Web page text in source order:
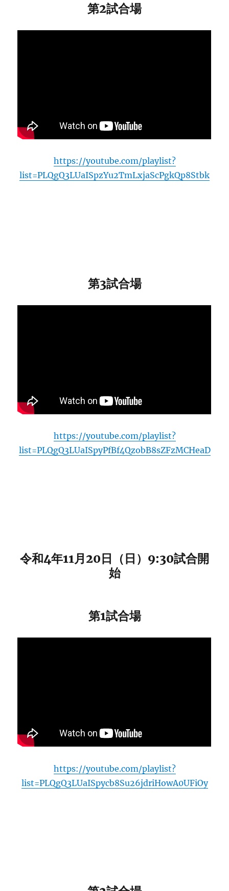
第2試合場
https://youtube.com/playlist?
list=PLQgQ3LUaISpzYu2TmLxjaScPgkQp8Stbk
第3試合場
https://youtube.com/playlist?
list=PLQgQ3LUaISpyPfBf4QzobB8sZFzMCHeaD
令和4年11月20日（日）9:30試合開
始
第1試合場
https://youtube.com/playlist?
list=PLQgQ3LUaISpycb8Su26jdriHowA0UFiOy